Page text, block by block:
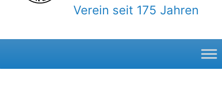
Verein seit 175 Jahren